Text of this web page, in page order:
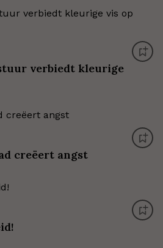
verbiedt kleurige
creëert angst